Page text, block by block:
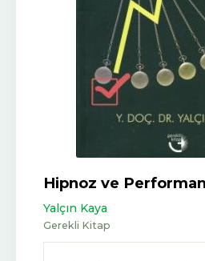
Hipnoz ve
Yalçın Kaya
Gerekli Kitap